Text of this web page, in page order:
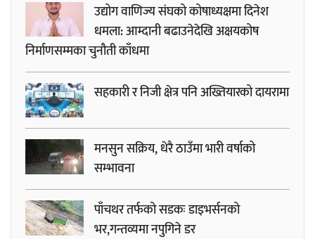
उद्योग वाणिज्य संघको कोषाध्यक्षमा दिनेश
धमला: आम्दानी बढाउनेदेखि अक्षयकोष
निर्माणसम्मका चुनौती काँधमा
सहकारी र निजी क्षेत्र पनि अख्तियारको दायरामा
मनसुन सक्रिय, धेरै ठाउँमा भारी वर्षाको
सम्भावना
पाँचथर तर्फको सडकः डाइभर्सनको
भर,गन्तव्यमा नपुगिने डर